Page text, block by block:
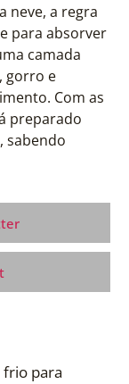
neve, a regra
para absorver
camada
gorro e
Com as
preparado
sabendo
frio para